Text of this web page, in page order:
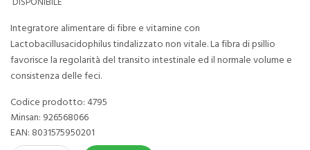
Integratore alimentare di fibre e vitamine con
Lactobacillusacidophilus tindalizzato non vitale. La fibra di psillio
favorisce la regolarità del transito intestinale ed il normale volume e
consistenza delle feci.
Codice prodotto: 4795
Minsan: 926568066
EAN: 8031575950201